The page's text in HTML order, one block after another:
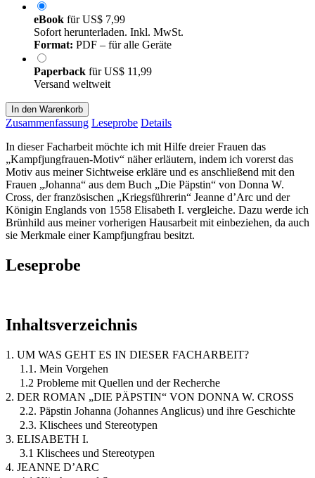
eBook fürUS$ 7,99
Sofort herunterladen. Inkl. MwSt.
Format: PDF – für alle Geräte
Paperback fürUS$ 11,99
Versand weltweit
In den Warenkorb
Zusammenfassung Leseprobe Details
In dieser Facharbeit möchte ich mit Hilfe dreier Frauen das
„Kampfjungfrauen-Motiv“ näher erläutern, indem ich vorerst das
Motiv aus meiner Sichtweise erkläre und es anschließend mit den
Frauen „Johanna“ aus dem Buch „Die Päpstin“ von Donna W.
Cross, der französischen „Kriegsführerin“ Jeanne d’Arc und der
Königin Englands von 1558 Elisabeth I. vergleiche. Dazu werde ich
Brünhild aus meiner vorherigen Hausarbeit mit einbeziehen, da auch
sie Merkmale einer Kampfjungfrau besitzt.
Leseprobe
Inhaltsverzeichnis
1. UM WAS GEHT ES IN DIESER FACHARBEIT?
1.1. Mein Vorgehen
1.2 Probleme mit Quellen und der Recherche
2. DER ROMAN „DIE PÄPSTIN“ VON DONNA W. CROSS
2.2. Päpstin Johanna (Johannes Anglicus) und ihre Geschichte
2.3. Klischees und Stereotypen
3. ELISABETH I.
3.1 Klischees und Stereotypen
4. JEANNE D’ARC